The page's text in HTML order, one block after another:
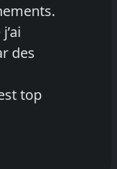
des
top